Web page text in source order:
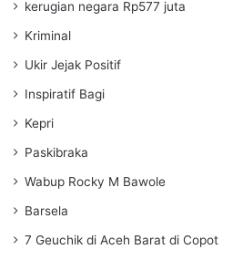
kerugian negara Rp577 juta
Kriminal
Ukir Jejak Positif
Inspiratif Bagi
Kepri
Paskibraka
Wabup Rocky M Bawole
Barsela
7 Geuchik di Aceh Barat di Copot